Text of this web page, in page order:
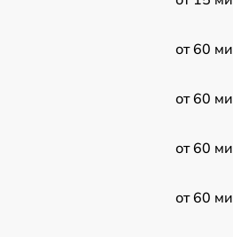
от 60
от 60
от 60
от 60